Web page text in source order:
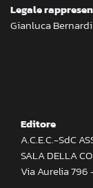
Legale
Gianluca
Editore
A.C.E.C.-SdC
SALA DELLA
Via Aurelia 796